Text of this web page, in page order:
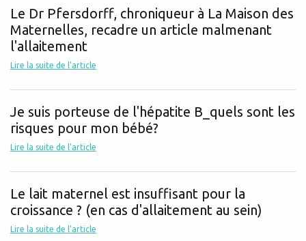
Le Dr Pfersdorff, chroniqueur à La Maison des
Maternelles, recadre un article malmenant
l'allaitement
Lire la suite de l'article
Je suis porteuse de l'hépatite B_quels sont les
risques pour mon bébé?
Lire la suite de l'article
Le lait maternel est insuffisant pour la
croissance ? (en cas d'allaitement au sein)
Lire la suite de l'article